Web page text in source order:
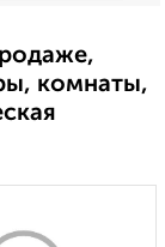
комнаты,